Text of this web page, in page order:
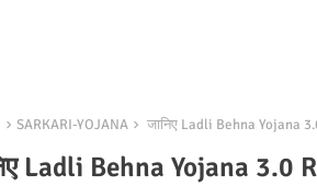
SARKARI-YOJANA जानिए Ladli Behna Yojana
Ladli Behna Yojana 3.0